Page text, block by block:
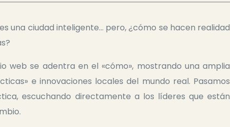
una ciudad inteligente… pero, ¿cómo se hacen realidad
web se adentra en el «cómo», mostrando una amplia
e innovaciones locales del mundo real. Pasamos
escuchando directamente a los líderes que están